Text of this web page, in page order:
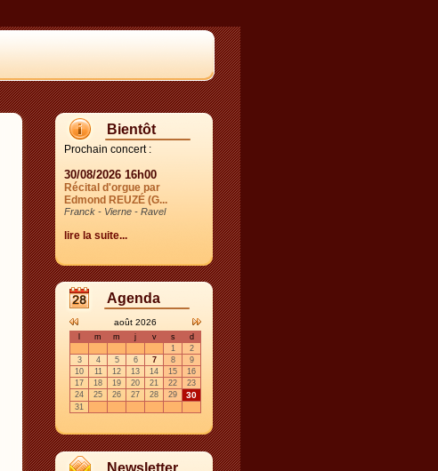
Bientôt
Prochain concert :
30/08/2026 16h00
Récital d'orgue par
Edmond REUZÉ (G...
Franck - Vierne - Ravel
lire la suite...
Agenda
août 2026
m m j v s
d
1
2
3
4 5 6 7 8
9
10
11 12 13 14 15
16
17
18 19 20 21 22
23
24
25 26 27 28 29 30
31
Newsletter